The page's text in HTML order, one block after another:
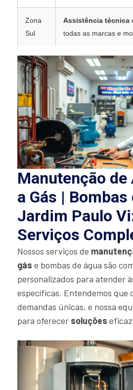
Zona
Sul
Assistência técnica
todas as marcas e
Manutenção de
a Gás | Bombas
Jardim Paulo
Serviços
Nossos serviços de
gás e bombas de água são
personalizados para atender
específicas. Entendemos que
demandas únicas, e nossa
para oferecer soluções